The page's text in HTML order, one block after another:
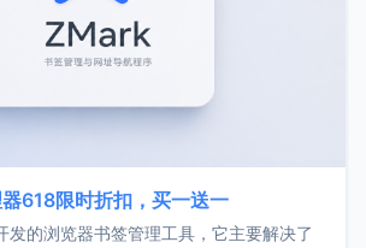
618限时折扣，买一送一
的浏览器书签管理工具，它主要解决了